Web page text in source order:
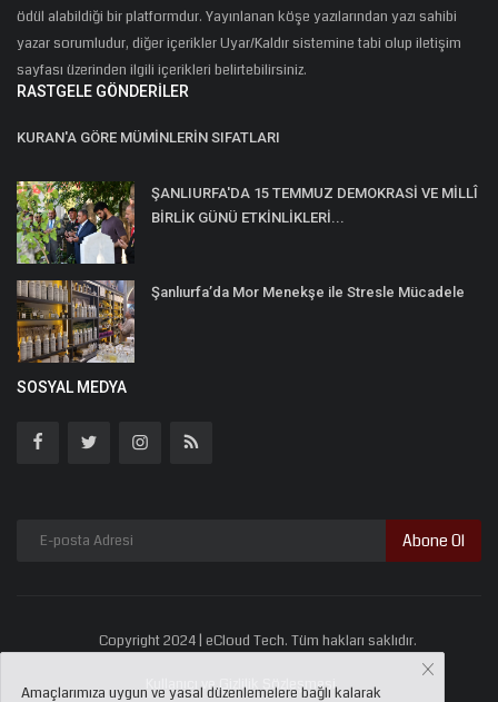
ödül alabildiği bir platformdur. Yayınlanan köşe yazılarından yazı sahibi
yazar sorumludur, diğer içerikler Uyar/Kaldır sistemine tabi olup iletişim
sayfası üzerinden ilgili içerikleri belirtebilirsiniz.
RASTGELE GÖNDERILER
KURAN'A GÖRE MÜMİNLERİN SIFATLARI
ŞANLIURFA'DA 15 TEMMUZ DEMOKRASİ VE MİLLÎ
BİRLİK GÜNÜ ETKİNLİKLERİ...
Şanlıurfa’da Mor Menekşe ile Stresle Mücadele
SOSYAL MEDYA
Abone Ol
Copyright 2024 | eCloud Tech. Tüm hakları saklıdır.
Kullanıcı ve Gizlilik Sözleşmesi
Amaçlarımıza uygun ve yasal düzenlemelere bağlı kalarak